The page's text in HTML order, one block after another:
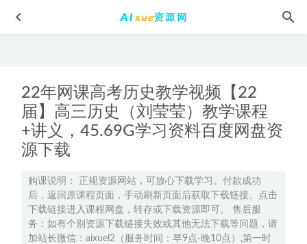
22年网课高考历史教学视频【22
届】高三历史（刘莹莹）教学课程
+讲义，45.69G学习资料百度网盘资
源下载
购课说明： 正规资源网站，可放心下载学习。付款成功
后，返回原课程页面，手动刷新页面后获取下载链接。点击
下载链接进入课程网盘，转存或下载资源即可。 售后服
务：如有个别资源下载链接失效或其他无法下载等问题，请
加站长微信：aixuel2（服务时间：早9点-晚10点）,第一时
2022年杨洋高中语文全年联报班高考语文网课教学课程，
52.8G学习资料百度网盘资源下载 2022-03-16
2026张鹏高三生物三轮复习春季班直播课程 2026-04-05
23年高中数学教程2023牟恩博高二英语s视频教程+讲义暑假
班 2023-02-08